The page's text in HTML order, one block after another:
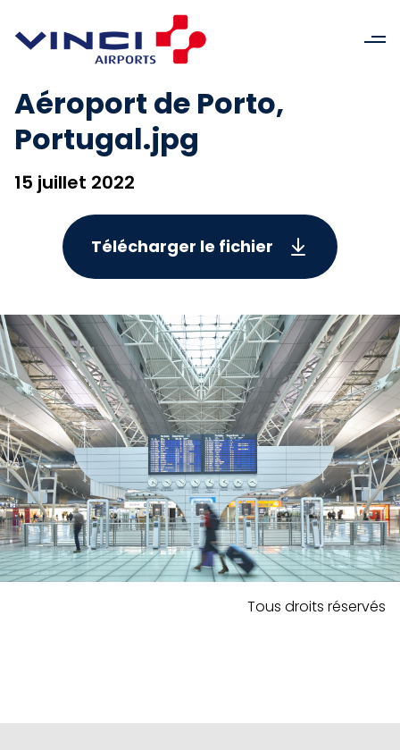
Aéroport de Porto,
Portugal.jpg
15 juillet 2022
Télécharger le fichier
Tous droits réservés